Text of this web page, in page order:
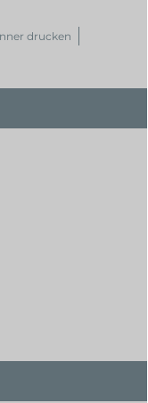
drucken